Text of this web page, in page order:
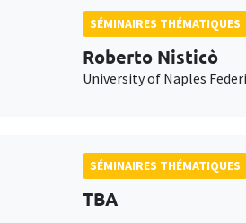
SÉMINAIRES THÉMATIQUES
Roberto Nisticò
University of Naples
SÉMINAIRES THÉMATIQUES
TBA